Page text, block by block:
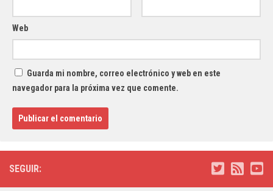
Web
Guarda mi nombre, correo electrónico y web en este
navegador para la próxima vez que comente.
SEGUIR: